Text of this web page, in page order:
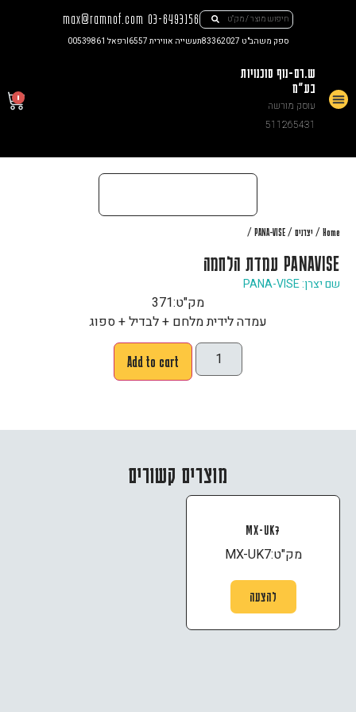
03-6493156
max@ramnof.com
ספק משהב"ט 83362027 תעשייה אווירית I6557 רפאל 00539861
ש.רם-נוף סוכנויות
בע"מ
עוסק מורשה
511265431
0
Home
/ יצרנים /
PANA-VISE
/
PANAVISE עמדת הלחמה
שם יצרן: PANA-VISE
מק"ט:371
עמדה לידית מלחם + לבדיל + ספוג
Add to cart
מוצרים קשורים
MX-UK7
מק"ט:MX-UK7
להצעה